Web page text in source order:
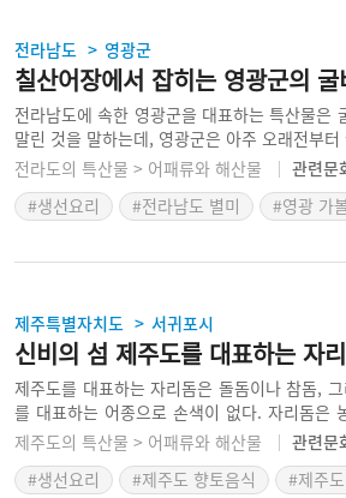
전라남도 > 영광군
칠산어장에서 잡히는 영광군의 굴
전라남도에 속한 영광군을 대표하는 특산물은
말린 것을 말하는데, 영광군은 아주 오래전부
잡았는지는 알기 어려우나 고려시대의 인물인
었다는 점에서 그 역사가 아주 오래된 것만은
할 수 있는 칠산어장이 인접해 있는 부분과 좋
전라도의 특산물 > 어패류와 해산물 관련문
#생선요리
#전라남도 별미 #영광 가
제주특별자치도 > 서귀포시
신비의 섬 제주도를 대표하는 자
제주도를 대표하는 자리돔은 돌돔이나 참돔,
를 대표하는 어종으로 손색이 없다. 자리돔은
것으로 알려져 있다. 우리나라에서는 특히 제
먹잇감은 동물성 플랑크톤이며, 산란 시기는
여타의 돔과 달리 낚시가 아닌 그물을 이용하
제주도의 특산물 > 어패류와 해산물 관련문
#생선요리
#제주도 향토음식 #제주